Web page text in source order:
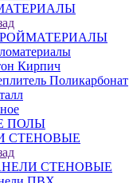
Кирпич
Поликарбонат
ПОЛЫ
СТЕНОВЫЕ
СТЕНОВЫЕ